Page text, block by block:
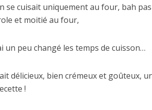
se cuisait uniquement au four, bah
et moitié au four,
un peu changé les temps de cuisson…
délicieux, bien crémeux et goûteux,
!